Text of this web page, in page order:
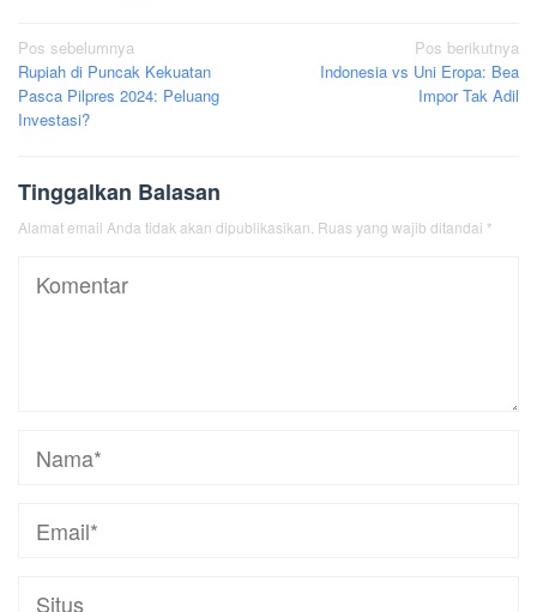
Navigasi
pos
Pos sebelumnya
Rupiah di Puncak Kekuatan
Pasca Pilpres 2024: Peluang
Investasi?
Pos berikutnya
Indonesia vs Uni Eropa: Bea
Impor Tak Adil
Tinggalkan Balasan
Alamat email Anda tidak akan dipublikasikan. Ruas yang wajib ditandai *